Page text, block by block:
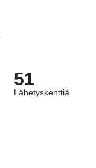
51
Lähetyskenttiä